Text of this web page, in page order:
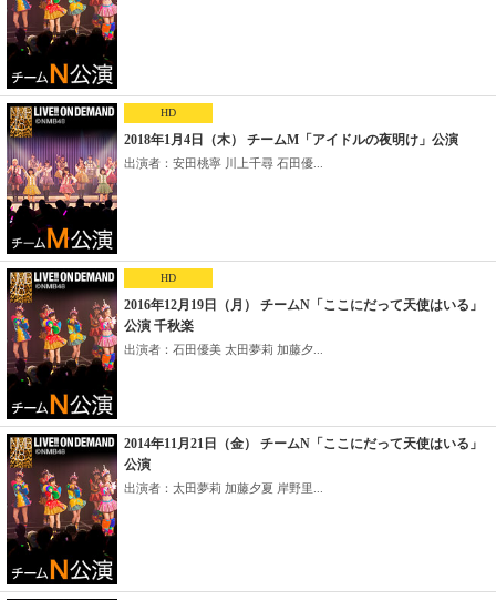
HD
2018年1月4日（木） チームM「アイドルの夜明け」公演
出演者：安田桃寧 川上千尋 石田優...
HD
2016年12月19日（月） チームN「ここにだって天使はいる」
公演 千秋楽
出演者：石田優美 太田夢莉 加藤夕...
2014年11月21日（金） チームN「ここにだって天使はいる」
公演
出演者：太田夢莉 加藤夕夏 岸野里...